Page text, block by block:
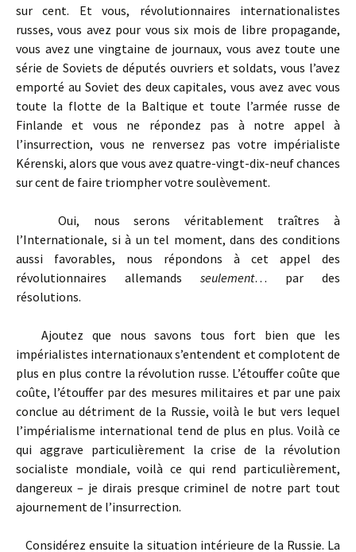
sur cent. Et vous, révolutionnaires internationalistes
russes, vous avez pour vous six mois de libre propagande,
vous avez une vingtaine de journaux, vous avez toute une
série de Soviets de députés ouvriers et soldats, vous l’avez
emporté au Soviet des deux capitales, vous avez avec vous
toute la flotte de la Baltique et toute l’armée russe de
Finlande et vous ne répondez pas à notre appel à
l’insurrection, vous ne renversez pas votre impérialiste
Kérenski, alors que vous avez quatre-vingt-dix-neuf chances
sur cent de faire triompher votre soulèvement.
Oui, nous serons véritablement traîtres à
l’Internationale, si à un tel moment, dans des conditions
aussi favorables, nous répondons à cet appel des
révolutionnaires allemands seulement… par des
résolutions.
Ajoutez que nous savons tous fort bien que les
impérialistes internationaux s’entendent et complotent de
plus en plus contre la révolution russe. L’étouffer coûte que
coûte, l’étouffer par des mesures militaires et par une paix
conclue au détriment de la Russie, voilà le but vers lequel
l’impérialisme international tend de plus en plus. Voilà ce
qui aggrave particulièrement la crise de la révolution
socialiste mondiale, voilà ce qui rend particulièrement,
dangereux – je dirais presque criminel de notre part tout
ajournement de l’insurrection.
Considérez ensuite la situation intérieure de la Russie. La